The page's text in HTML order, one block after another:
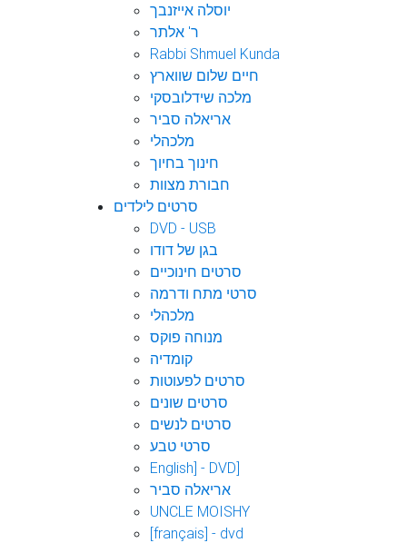
יוסלה אייזנבך
ר' אלתר
Rabbi Shmuel Kunda
חיים שלום שווארץ
מלכה שידלובסקי
אריאלה סביר
מלכהלי
חינוך בחיוך
חבורת מצוות
סרטים לילדים
DVD - USB
בגן של דודו
סרטים חינוכיים
סרטי מתח ודרמה
מלכהלי
מנוחה פוקס
קומדיה
סרטים לפעוטות
סרטים שונים
סרטים לנשים
סרטי טבע
English] - DVD]
אריאלה סביר
UNCLE MOISHY
[français] - dvd